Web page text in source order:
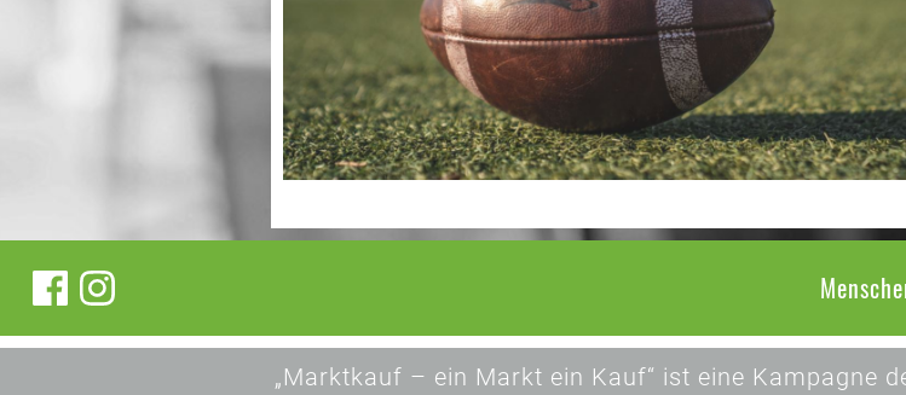
„Marktkauf – ein Markt ein Kauf“ ist eine Kampagne